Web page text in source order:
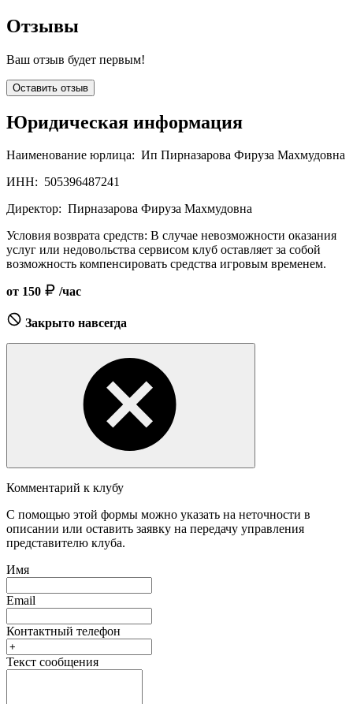
Отзывы
Ваш отзыв будет первым!
Оставить отзыв
Юридическая информация
Наименование юрлица: Ип Пирназарова Фируза Махмудовна
ИНН: 505396487241
Директор: Пирназарова Фируза Махмудовна
Условия возврата средств: В случае невозможности оказания
услуг или недовольства сервисом клуб оставляет за собой
возможность компенсировать средства игровым временем.
от 150 /час
Закрыто навсегда
Комментарий к клубу
С помощью этой формы можно указать на неточности в
описании или оставить заявку на передачу управления
представителю клуба.
Имя
Email
Контактный телефон
Текст сообщения